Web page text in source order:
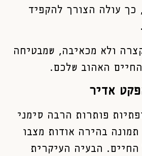
כך עולה הצורך להקפיד
ולא מכאיבה, שמבטיחה
האהוב שלכם.
אדיר
פותרות הרבה סימני
בהירה אודות מצבו
החיים. הבעיה העיקרית